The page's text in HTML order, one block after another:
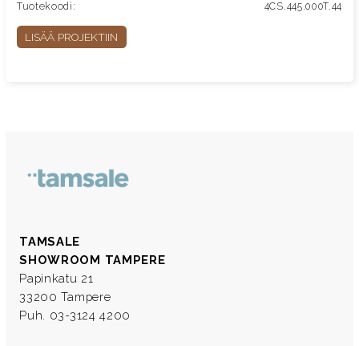
Tuotekoodi:
4CS.445.000T.44
LISÄÄ PROJEKTIIN
TAMSALE
SHOWROOM TAMPERE
Papinkatu 21
33200 Tampere
Puh. 03-3124 4200